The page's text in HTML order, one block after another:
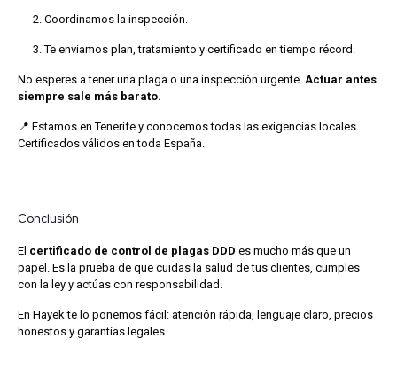
Coordinamos la inspección.
Te enviamos plan, tratamiento y certificado en tiempo récord.
No esperes a tener una plaga o una inspección urgente. Actuar antes
siempre sale más barato.
📍 Estamos en Tenerife y conocemos todas las exigencias locales.
Certificados válidos en toda España.
Conclusión
El certificado de control de plagas DDD es mucho más que un
papel. Es la prueba de que cuidas la salud de tus clientes, cumples
con la ley y actúas con responsabilidad.
En Hayek te lo ponemos fácil: atención rápida, lenguaje claro, precios
honestos y garantías legales.